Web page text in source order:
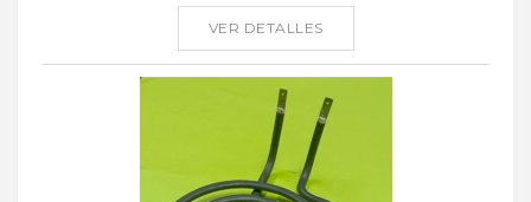
VER DETALLES